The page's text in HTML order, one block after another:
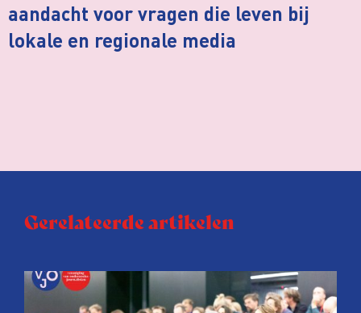
aandacht voor vragen die leven bij
lokale en regionale media
Gerelateerde artikelen